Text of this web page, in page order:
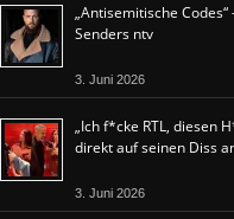
„Antisemitische
Senders ntv
3. Juni 2026
„Ich f*cke RTL, diesen
direkt auf seinen Diss
3. Juni 2026